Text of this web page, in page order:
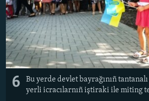
6
Bu yerde devlet bayrağınıñ
yerli icracılarnıñ iştiraki ile miting